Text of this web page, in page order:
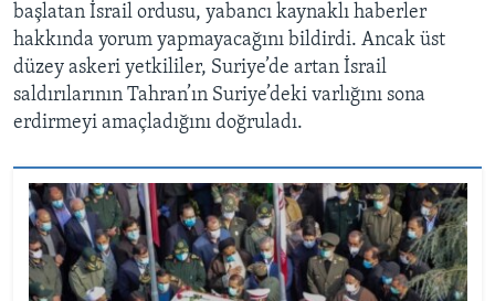
başlatan İsrail ordusu, yabancı kaynaklı haberler
hakkında yorum yapmayacağını bildirdi. Ancak üst
düzey askeri yetkililer, Suriye’de artan İsrail
saldırılarının Tahran’ın Suriye’deki varlığını sona
erdirmeyi amaçladığını doğruladı.